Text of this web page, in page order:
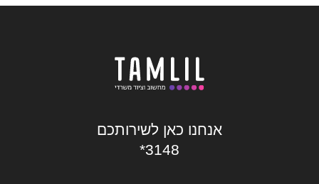
אנחנו כאן לשירותכם
*3148